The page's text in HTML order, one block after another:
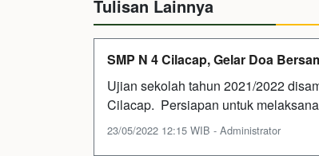
Tulisan Lainnya
SMP N 4 Cilacap, Gelar Doa
Ujian sekolah tahun 2021/2022
Cilacap. Persiapan untuk
23/05/2022 12:15 WIB - Administrator